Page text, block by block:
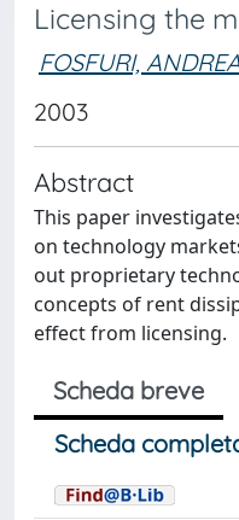
Licensing the
FOSFURI,
2003
Abstract
This paper
on technology
out proprietary
concepts of rent
effect from licensing.
Scheda breve
Scheda